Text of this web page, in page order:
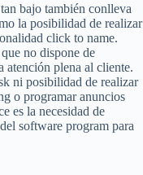
bajo también conlleva
la posibilidad de realizar
click to name.
no dispone de
plena al cliente.
ni posibilidad de realizar
o programar anuncios
es la necesidad de
software program para